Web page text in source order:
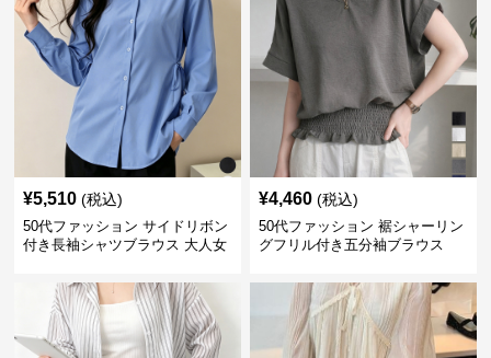
¥5,510 (税込)
50代ファッション サイドリボン
付き長袖シャツブラウス 大人女
¥4,460 (税込)
50代ファッション 裾シャーリン
グフリル付き五分袖ブラウス